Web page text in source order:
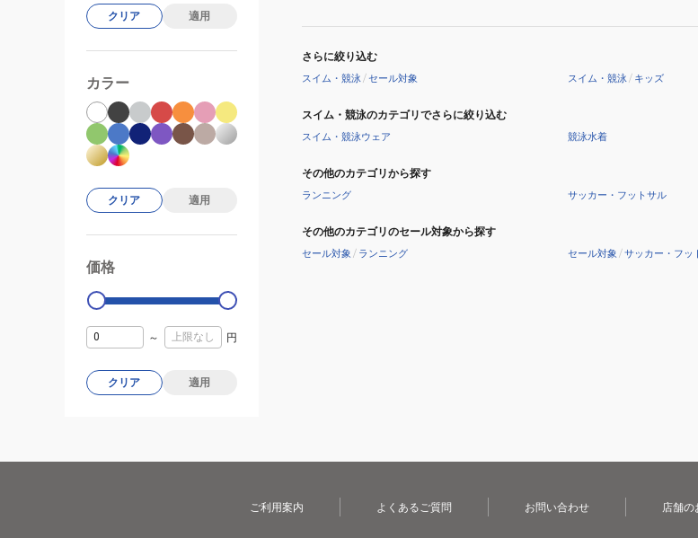
さらに絞り込む
スイム・競泳/セール対象 スイム・競泳/ キッズ
スイム・競泳のカテゴリでさらに絞り込む
スイム・競泳ウェア 競泳水着
その他のカテゴリから探す
ランニング サッカー・フットサル
その他のカテゴリのセール対象から探す
セール対象 / ランニング セール対象 /サッカー・フッ
クリア 適用
カラー
クリア 適用
価格
0
～ 円
クリア 適用
ご利用案内 よくあるご質問 お問い合わせ 店舗の